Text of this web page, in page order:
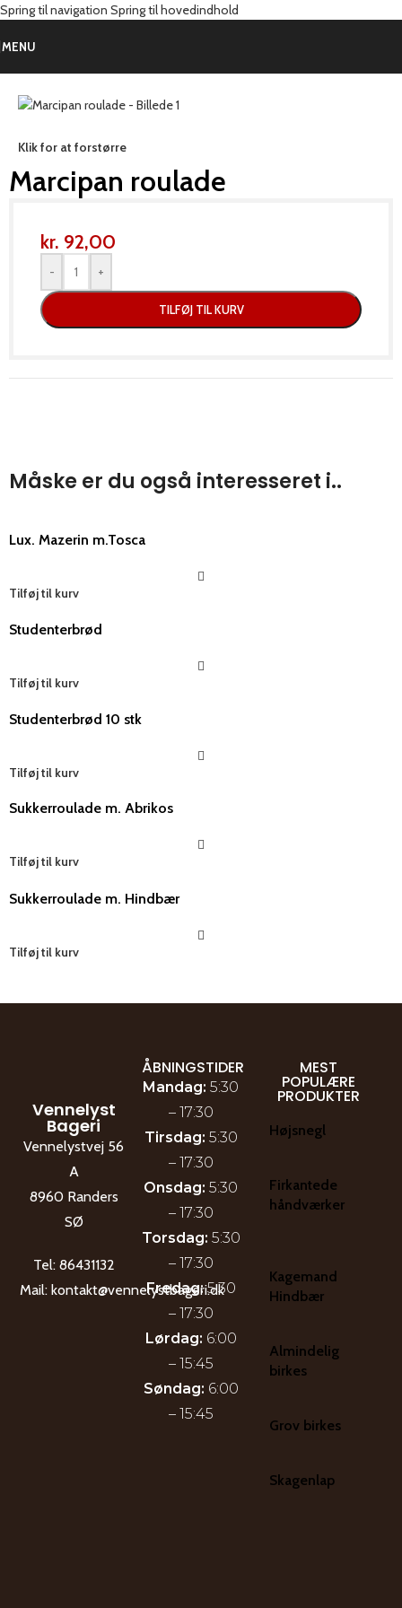
Spring til navigation Spring til hovedindhold
MENU
Klik for at forstørre
Marcipan roulade
kr. 92,00
- +
TILFØJ TIL KURV
Måske er du også interesseret i..
Lux. Mazerin m.Tosca
Tilføj til kurv
Studenterbrød
Tilføj til kurv
Studenterbrød 10 stk
Tilføj til kurv
Sukkerroulade m. Abrikos
Tilføj til kurv
Sukkerroulade m. Hindbær
Tilføj til kurv
Vennelyst
Bageri
Vennelystvej 56
A
8960 Randers
SØ
Tel: 86431132
Mail:kontakt@vennelystbageri.dk
ÅBNINGSTIDER
Mandag: 5:30
– 17:30
Tirsdag: 5:30
– 17:30
Onsdag: 5:30
– 17:30
Torsdag: 5:30
– 17:30
Fredag:5:30
– 17:30
Lørdag: 6:00
– 15:45
Søndag: 6:00
– 15:45
MEST
POPULÆRE
PRODUKTER
Højsnegl
Firkantede
håndværker
Kagemand
Hindbær
Almindelig
birkes
Grov birkes
Skagenlap